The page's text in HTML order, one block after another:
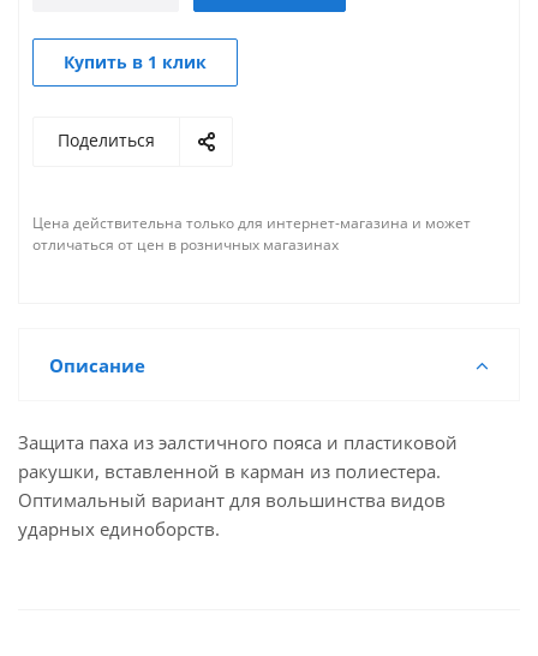
Купить в 1 клик
Поделиться
Цена действительна только для интернет-магазина и может
отличаться от цен в розничных магазинах
Описание
Защита паха из эалстичного пояса и пластиковой
ракушки, вставленной в карман из полиестера.
Оптимальный вариант для вольшинства видов
ударных единоборств.